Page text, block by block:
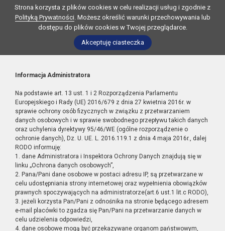
Strona korzysta z plików cookies w celu realizacji usług i zgodnie z
Polityką Prywatności. Możesz określić warunki przechowywania lub
dostępu do plików cookies w Twojej przeglądarce.
Akceptuję ciasteczka
Informacja Administratora
Na podstawie art. 13 ust. 1 i 2 Rozporządzenia Parlamentu
Europejskiego i Rady (UE) 2016/679 z dnia 27 kwietnia 2016r. w
sprawie ochrony osób fizycznych w związku z przetwarzaniem
danych osobowych i w sprawie swobodnego przepływu takich danych
oraz uchylenia dyrektywy 95/46/WE (ogólne rozporządzenie o
ochronie danych), Dz. U. UE. L. 2016.119.1 z dnia 4 maja 2016r., dalej
RODO informuję:
1. dane Administratora i Inspektora Ochrony Danych znajdują się w
linku „Ochrona danych osobowych”,
2. Pana/Pani dane osobowe w postaci adresu IP, są przetwarzane w
celu udostępniania strony internetowej oraz wypełnienia obowiązków
prawnych spoczywających na administratorze(art.6 ust.1 lit.c RODO),
3. jeżeli korzysta Pan/Pani z odnośnika na stronie będącego adresem
e-mail placówki to zgadza się Pan/Pani na przetwarzanie danych w
celu udzielenia odpowiedzi,
4. dane osobowe mogą być przekazywane organom państwowym,